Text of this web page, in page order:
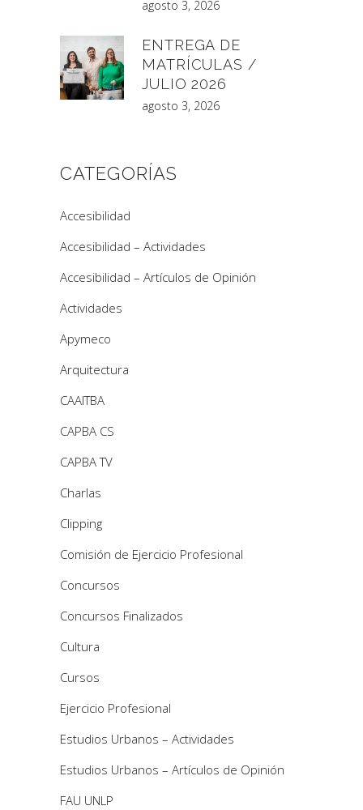
agosto 3, 2026
ENTREGA DE
MATRÍCULAS /
JULIO 2026
agosto 3, 2026
CATEGORÍAS
Accesibilidad
Accesibilidad – Actividades
Accesibilidad – Artículos de Opinión
Actividades
Apymeco
Arquitectura
CAAITBA
CAPBA CS
CAPBA TV
Charlas
Clipping
Comisión de Ejercicio Profesional
Concursos
Concursos Finalizados
Cultura
Cursos
Ejercicio Profesional
Estudios Urbanos – Actividades
Estudios Urbanos – Artículos de Opinión
FAU UNLP